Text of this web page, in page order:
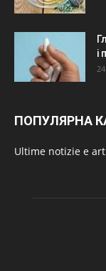
і
ПОПУЛЯРНА
Ultime notizie e